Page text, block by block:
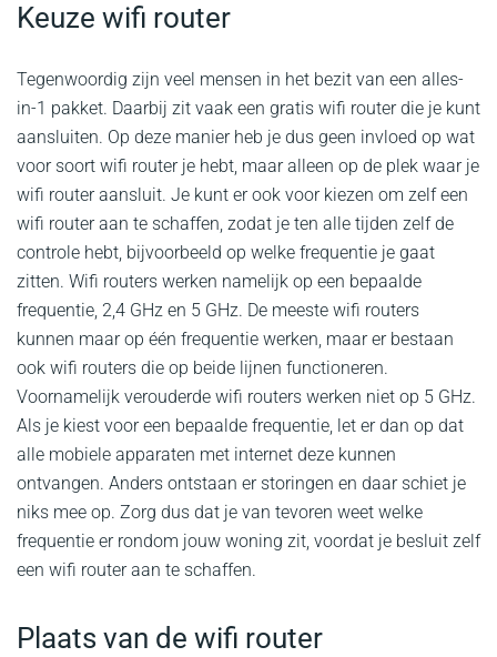
Keuze wifi router
Tegenwoordig zijn veel mensen in het bezit van een alles-
in-1 pakket. Daarbij zit vaak een gratis wifi router die je kunt
aansluiten. Op deze manier heb je dus geen invloed op wat
voor soort wifi router je hebt, maar alleen op de plek waar je
wifi router aansluit. Je kunt er ook voor kiezen om zelf een
wifi router aan te schaffen, zodat je ten alle tijden zelf de
controle hebt, bijvoorbeeld op welke frequentie je gaat
zitten. Wifi routers werken namelijk op een bepaalde
frequentie, 2,4 GHz en 5 GHz. De meeste wifi routers
kunnen maar op één frequentie werken, maar er bestaan
ook wifi routers die op beide lijnen functioneren.
Voornamelijk verouderde wifi routers werken niet op 5 GHz.
Als je kiest voor een bepaalde frequentie, let er dan op dat
alle mobiele apparaten met internet deze kunnen
ontvangen. Anders ontstaan er storingen en daar schiet je
niks mee op. Zorg dus dat je van tevoren weet welke
frequentie er rondom jouw woning zit, voordat je besluit zelf
een wifi router aan te schaffen.
Plaats van de wifi router